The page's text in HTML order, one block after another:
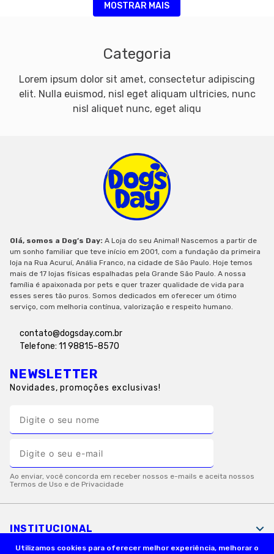
Utilizamos cookies para oferecer melhor experiência, melhorar o
MOSTRAR MAIS
Categoria
Lorem ipsum dolor sit amet, consectetur adipiscing
elit. Nulla euismod, nisl eget aliquam ultricies, nunc
nisl aliquet nunc, eget aliqu
Olá, somos a Dog’s Day: A Loja do seu Animal! Nascemos a partir de
um sonho familiar que teve início em 2001, com a fundação da primeira
loja na Rua Acuruí, Anália Franco, na cidade de São Paulo. Hoje temos
mais de 17 lojas físicas espalhadas pela Grande São Paulo. A nossa
família é apaixonada por pets e quer trazer qualidade de vida para
esses seres tão puros. Somos dedicados em oferecer um ótimo
serviço, com melhoria contínua, valorização e respeito humano.
contato@dogsday.com.br
Telefone: 11 98815-8570
NEWSLETTER
Novidades, promoções exclusivas!
INSTITUCIONAL